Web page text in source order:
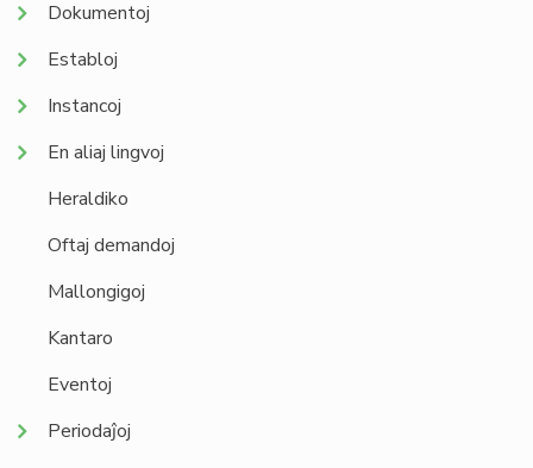
Dokumentoj
Establoj
Instancoj
En aliaj lingvoj
Heraldiko
Oftaj demandoj
Mallongigoj
Kantaro
Eventoj
Periodaĵoj